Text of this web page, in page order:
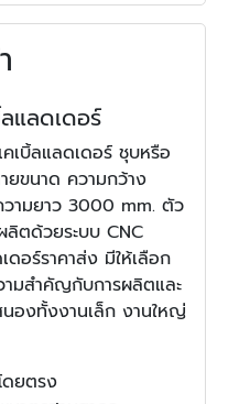
ลแลดเดอร์
คเบิ้ลแลดเดอร์ ชุบหรือ
ยขนาด ความกว้าง
ามยาว 3000 mm. ตัว
ลิตด้วยระบบ CNC
ดอร์ราคาส่ง มีให้เลือก
ามสำคัญกับการผลิตและ
องทั้งงานเล็ก งานใหญ่
ดยตรง